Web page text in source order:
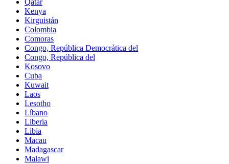
Qatar
Kenya
Kirguistán
Colombia
Comoras
Congo, República Democrática del
Congo, República del
Kosovo
Cuba
Kuwait
Laos
Lesotho
Líbano
Liberia
Libia
Macau
Madagascar
Malawi